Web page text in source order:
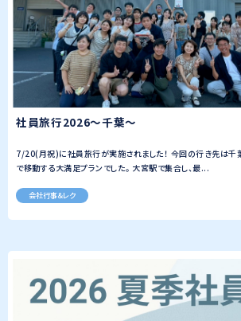
社員旅行2026～千葉～
7/20(月祝)に社員旅行が実施されました！ 今回の行き先は千葉
で移動する大満足プランでした。 大宮駅で集合し、最...
会社行事＆レク